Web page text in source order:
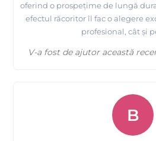
oferind o prospețime de lungă
efectul răcoritor îl fac o alegere
profesional, cât și
V-a fost de ajutor această
B